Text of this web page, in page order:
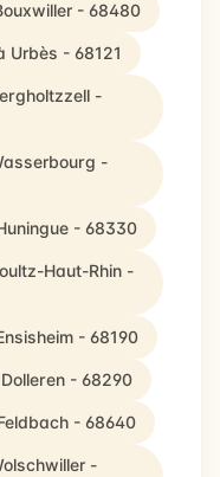
- 68480
Urbès - 68121
-
-
- 68330
Haut-Rhin -
- 68190
- 68290
- 68640
-